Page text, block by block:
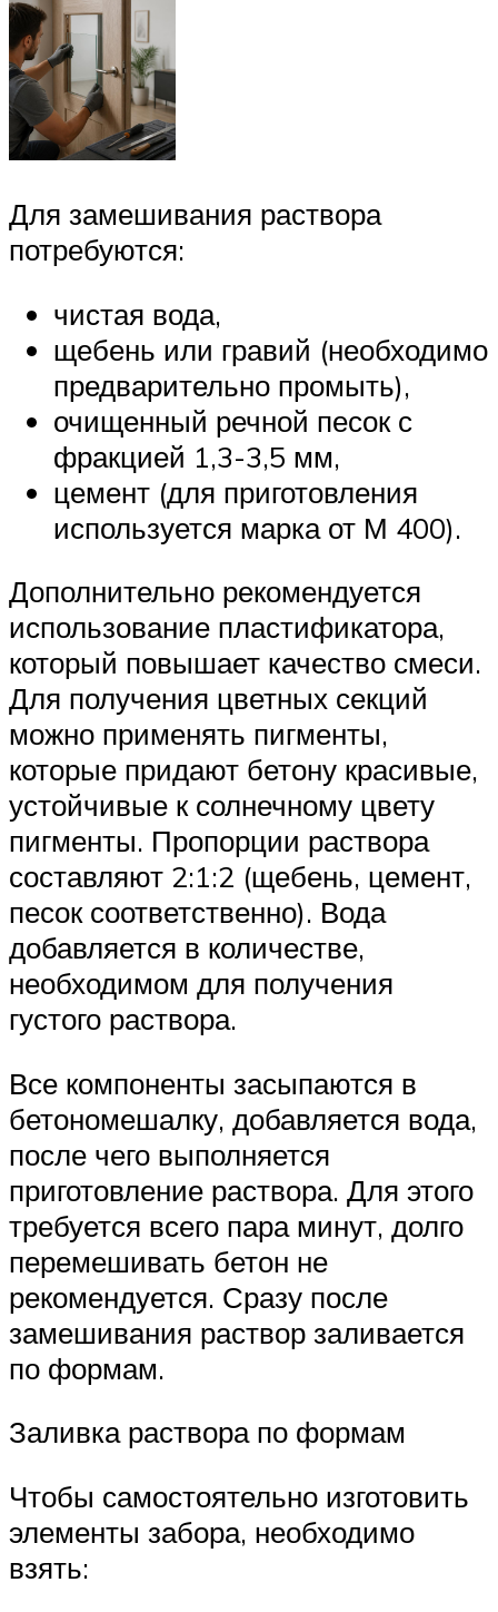
Для замешивания раствора
потребуются:
чистая вода,
щебень или гравий (необходимо
предварительно промыть),
очищенный речной песок с
фракцией 1,3-3,5 мм,
цемент (для приготовления
используется марка от М 400).
Дополнительно рекомендуется
использование пластификатора,
который повышает качество смеси.
Для получения цветных секций
можно применять пигменты,
которые придают бетону красивые,
устойчивые к солнечному цвету
пигменты. Пропорции раствора
составляют 2:1:2 (щебень, цемент,
песок соответственно). Вода
добавляется в количестве,
необходимом для получения
густого раствора.
Все компоненты засыпаются в
бетономешалку, добавляется вода,
после чего выполняется
приготовление раствора. Для этого
требуется всего пара минут, долго
перемешивать бетон не
рекомендуется. Сразу после
замешивания раствор заливается
по формам.
Заливка раствора по формам
Чтобы самостоятельно изготовить
элементы забора, необходимо
взять: